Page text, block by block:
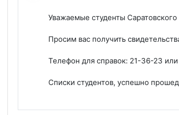
Уважаемые студенты
Просим вас получить
Телефон для справок: 21-36-23
Списки студентов, успешно